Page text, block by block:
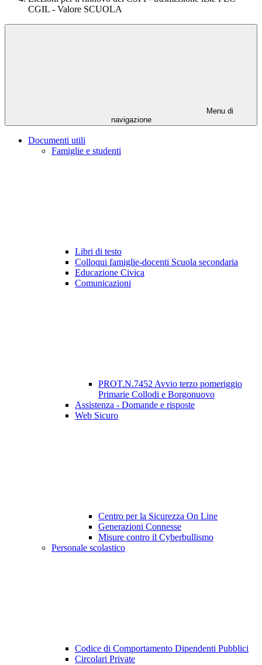
CGIL - Valore SCUOLA
Menu di
navigazione
Documenti utili
Famiglie e studenti
Libri di testo
Colloqui famiglie-docenti Scuola secondaria
Educazione Civica
Comunicazioni
PROT.N.7452 Avvio terzo pomeriggio
Primarie Collodi e Borgonuovo
Assistenza - Domande e risposte
Web Sicuro
Centro per la Sicurezza On Line
Generazioni Connesse
Misure contro il Cyberbullismo
Personale scolastico
Codice di Comportamento Dipendenti Pubblici
Circolari Private